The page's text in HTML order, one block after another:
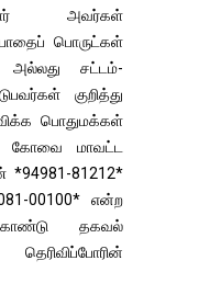
அவர்கள்
பொருட்கள்
அல்லது சட்டம்-
குறித்து
பொதுமக்கள்
கோவை மாவட்ட
*94981-81212*
00100* என்ற
தகவல்